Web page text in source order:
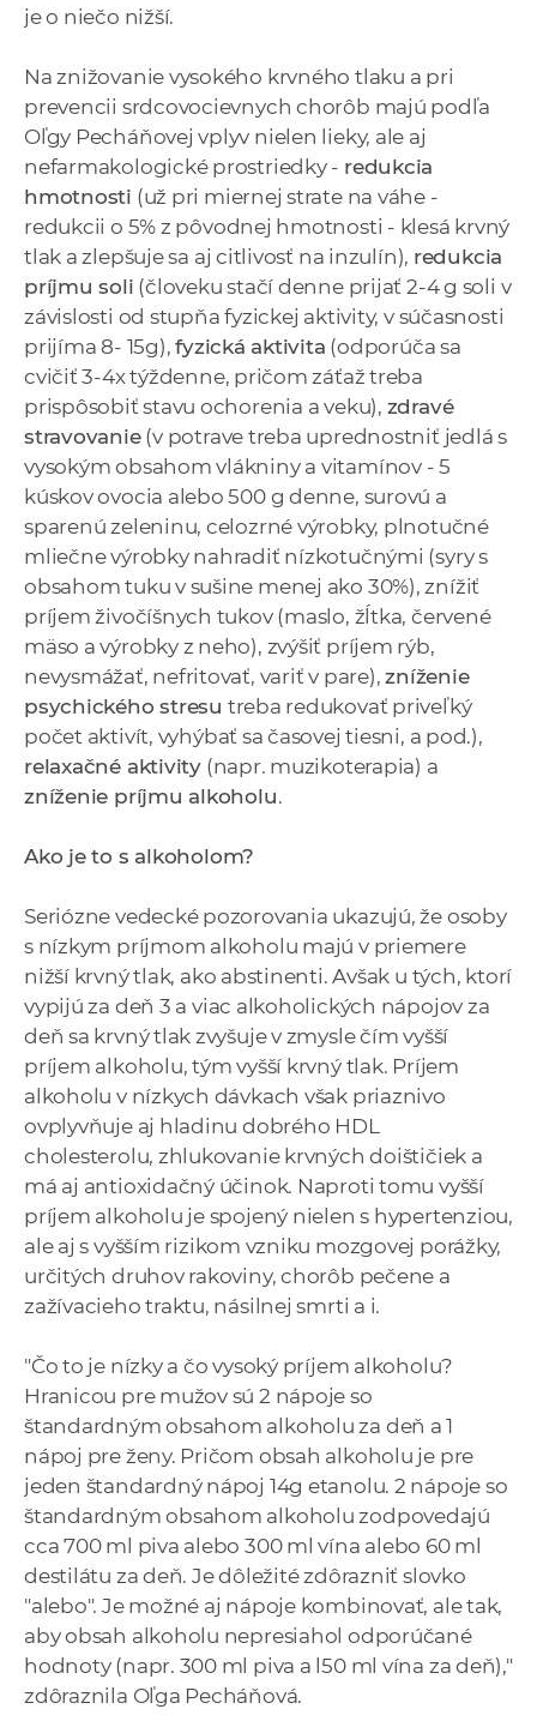
je o niečo nižší.
Na znižovanie vysokého krvného tlaku a pri
prevencii srdcovocievnych chorôb majú podľa
Oľgy Pecháňovej vplyv nielen lieky, ale aj
nefarmakologické prostriedky - redukcia
hmotnosti (už pri miernej strate na váhe -
redukcii o 5% z pôvodnej hmotnosti - klesá krvný
tlak a zlepšuje sa aj citlivosť na inzulín), redukcia
príjmu soli (človeku stačí denne prijať 2-4 g soli v
závislosti od stupňa fyzickej aktivity, v súčasnosti
prijíma 8- 15g),fyzická aktivita (odporúča sa
cvičiť 3-4x týždenne, pričom záťaž treba
prispôsobiť stavu ochorenia a veku), zdravé
stravovanie(v potrave treba uprednostniť jedlá s
vysokým obsahom vlákniny a vitamínov - 5
kúskov ovocia alebo 500 g denne, surovú a
sparenú zeleninu, celozrné výrobky, plnotučné
mliečne výrobky nahradiť nízkotučnými (syry s
obsahom tuku v sušine menej ako 30%), znížiť
príjem živočíšnych tukov (maslo, žĺtka, červené
mäso a výrobky z neho), zvýšiť príjem rýb,
nevysmážať, nefritovať, variť v pare),zníženie
psychického stresu treba redukovať priveľký
počet aktivít, vyhýbať sa časovej tiesni, a pod.),
relaxačné aktivity(napr. muzikoterapia) a
zníženie príjmu alkoholu.
Ako je to s alkoholom?
Seriózne vedecké pozorovania ukazujú, že osoby
s nízkym príjmom alkoholu majú v priemere
nižší krvný tlak, ako abstinenti. Avšak u tých, ktorí
vypijú za deň 3 a viac alkoholických nápojov za
deň sa krvný tlak zvyšuje v zmysle čím vyšší
príjem alkoholu, tým vyšší krvný tlak. Príjem
alkoholu v nízkych dávkach však priaznivo
ovplyvňuje aj hladinu dobrého HDL
cholesterolu, zhlukovanie krvných doištičiek a
má aj antioxidačný účinok. Naproti tomu vyšší
príjem alkoholu je spojený nielen s hypertenziou,
ale aj s vyšším rizikom vzniku mozgovej porážky,
určitých druhov rakoviny, chorôb pečene a
zažívacieho traktu, násilnej smrti a i.
"Čo to je nízky a čo vysoký príjem alkoholu?
Hranicou pre mužov sú 2 nápoje so
štandardným obsahom alkoholu za deň a 1
nápoj pre ženy. Pričom obsah alkoholu je pre
jeden štandardný nápoj 14g etanolu. 2 nápoje so
štandardným obsahom alkoholu zodpovedajú
cca 700 ml piva alebo 300 ml vína alebo 60 ml
destilátu za deň. Je dôležité zdôrazniť slovko
"alebo". Je možné aj nápoje kombinovať, ale tak,
aby obsah alkoholu nepresiahol odporúčané
hodnoty (napr. 300 ml piva a l50 ml vína za deň),"
zdôraznila Oľga Pecháňová.